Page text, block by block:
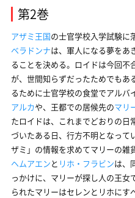
第2巻
アザミ王国の士官学校入学試験に
ベラドンナは、軍人になる夢をあ
ることを決める。ロイドは今回不
が、世間知らずだったためでも
るために士官学校の食堂でアルバ
アルカや、王都での居候先のマリ
たロイドは、これまでどおりの
づいたある日、行方不明となって
ザミ」の情報を求めてマリーの雑
ヘムアエンと リホ・フラビンは、
っかけに、マリーが探し人の王
られたマリーはセレンとリホに